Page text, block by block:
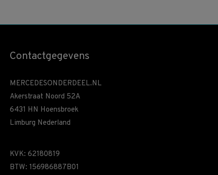
Contactgegevens
MERCEDESONDERDEEL.NL
Akerstraat Noord 52A
6431 HN Hoensbroek
Limburg Nederland
KVK: 62180819
BTW: 156986887B01